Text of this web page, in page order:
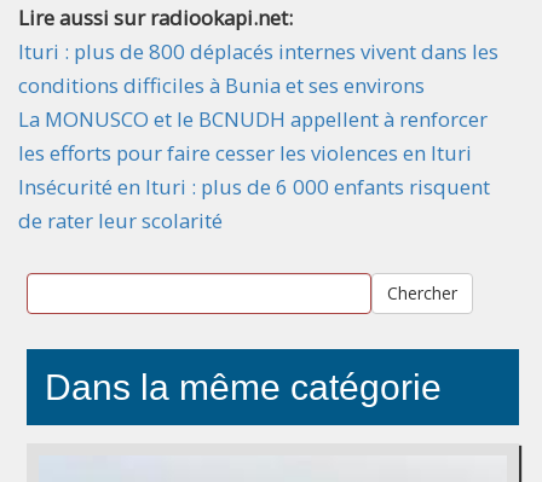
Lire aussi sur radiookapi.net:
Ituri : plus de 800 déplacés internes vivent dans les
conditions difficiles à Bunia et ses environs
La MONUSCO et le BCNUDH appellent à renforcer
les efforts pour faire cesser les violences en Ituri
Insécurité en Ituri : plus de 6 000 enfants risquent
de rater leur scolarité
Chercher
Dans la même catégorie